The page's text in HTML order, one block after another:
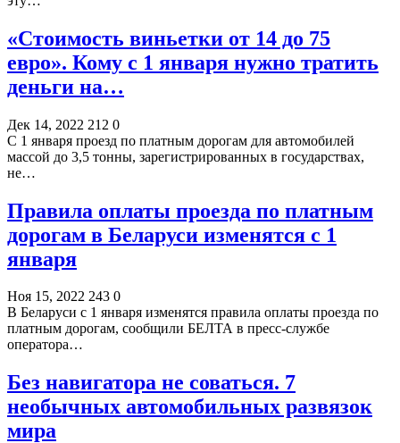
«Стоимость виньетки от 14 до 75
евро». Кому с 1 января нужно тратить
деньги на…
Дек 14, 2022 212 0
С 1 января проезд по платным дорогам для автомобилей
массой до 3,5 тонны, зарегистрированных в государствах,
не…
Правила оплаты проезда по платным
дорогам в Беларуси изменятся с 1
января
Ноя 15, 2022 243 0
В Беларуси с 1 января изменятся правила оплаты проезда по
платным дорогам, сообщили БЕЛТА в пресс-службе
оператора…
Без навигатора не соваться. 7
необычных автомобильных развязок
мира